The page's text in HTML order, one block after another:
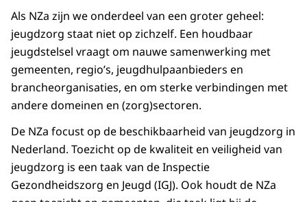
Als NZa zijn we onderdeel van een groter geheel:
jeugdzorg staat niet op zichzelf. Een houdbaar
jeugdstelsel vraagt om nauwe samenwerking met
gemeenten, regio’s, jeugdhulpaanbieders en
brancheorganisaties, en om sterke verbindingen met
andere domeinen en (zorg)sectoren.
De NZa focust op de beschikbaarheid van jeugdzorg in
Nederland. Toezicht op de kwaliteit en veiligheid van
jeugdzorg is een taak van de Inspectie
Gezondheidszorg en Jeugd (IGJ). Ook houdt de NZa